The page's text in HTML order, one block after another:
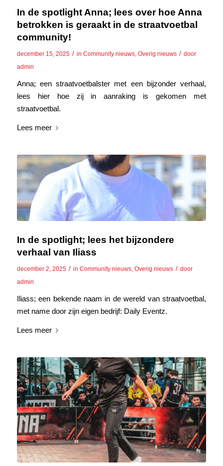
In de spotlight Anna; lees over hoe Anna
betrokken is geraakt in de straatvoetbal
community!
december 15, 2025 / in Community nieuws, Overig nieuws / door
admin
Anna; een straatvoetbalster met een bijzonder verhaal,
lees hier hoe zij in aanraking is gekomen met
straatvoetbal.
Lees meer
In de spotlight; lees het bijzondere
verhaal van Iliass
december 2, 2025 / in Community nieuws, Overig nieuws / door
admin
Iliass; een bekende naam in de wereld van straatvoetbal,
met name door zijn eigen bedrijf: Daily Eventz.
Lees meer